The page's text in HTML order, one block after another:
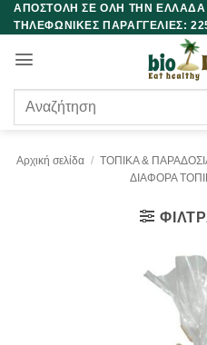
Μετάβαση
στο
περιεχόμενο
ΑΠΟΣΤΟΛΗ ΣΕ ΟΛΗ ΤΗΝ ΕΛΛΑΔΑ
ΤΗΛΕΦΩΝΙΚΕΣ ΠΑΡΑΓΓΕΛΙΕΣ:
Αναζήτηση
Αρχική σελίδα / ΤΟΠΙΚΑ &
ΔΙΑΦΟΡΑ